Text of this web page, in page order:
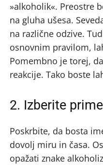
»alkoholik«. Preostre
na gluha ušesa.
na različne odzive.
osnovnim pravilom,
Pomembno je torej,
reakcije. Tako boste
2. Izberite
Poskrbite, da bosta
dovolj miru in časa.
opažati znake